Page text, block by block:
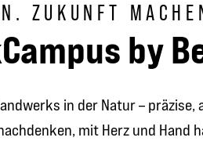
ZUKUNFT
by
in der Natur –
mit Herz und Hand